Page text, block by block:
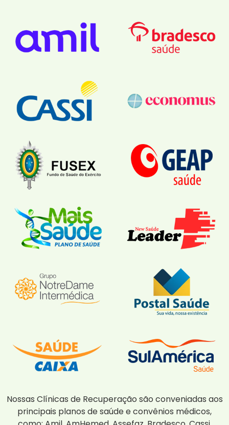
Nossas Clínicas de Recuperação são conveniadas aos
principais planos de saúde e convênios médicos,